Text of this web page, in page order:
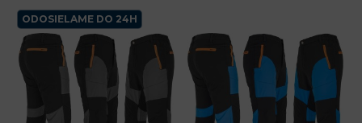
ODOSIELAME DO 24H